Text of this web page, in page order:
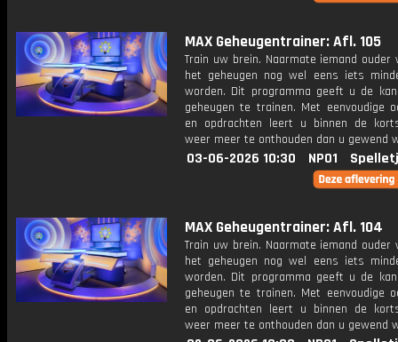
MAX Geheugentrainer: Afl. 105
Train uw brein. Naarmate iemand ouder
het geheugen nog wel eens iets
worden. Dit programma geeft u de
geheugen te trainen. Met eenvoudige
en opdrachten leert u binnen de
weer meer te onthouden dan u gewend
03-06-2026 10:30 NPO1
MAX Geheugentrainer: Afl. 104
Train uw brein. Naarmate iemand ouder
het geheugen nog wel eens iets
worden. Dit programma geeft u de
geheugen te trainen. Met eenvoudige
en opdrachten leert u binnen de
weer meer te onthouden dan u gewend